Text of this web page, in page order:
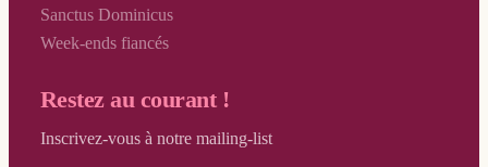
Van Hemelrijk Jean
Vandamme Gaëtan et Van Geel Valérie
Sanctus Dominicus
Week-ends fiancés
Restez au courant !
Inscrivez-vous à notre mailing-list